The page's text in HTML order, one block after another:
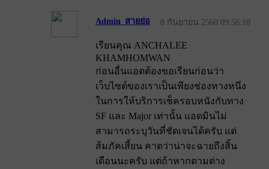
Admin_สายย่อ 8 กันยายน 2560 09:56:18
เรียนคุณ ANCHALEE
KHAMHOMWAN
ก่อนอื่นแอดต้องขอเรียนก่อนว่า
เว็บไซต์ของเราเป็นเพียงช่องทางหนึ่ง
ในการให้บริการเช็ครอบหนังกับทาง
SF และ Major เท่านั้น แอดมินไม่
สามารถระบุวันที่ชัดเจนได้ครับ แต่
ส้มภัคเสี้ยน คาดว่าน่าจะฉายถึงสิ้น
เดือนนะครับ แต่ถ้าหากตามต่าง